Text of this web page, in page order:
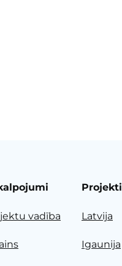
vadība
Projekti
Latvija
Igaunija